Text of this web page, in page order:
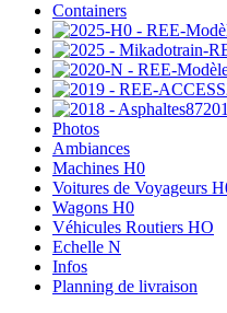
Containers
Photos
Ambiances
Machines H0
Voitures de Voyageurs
Wagons H0
Véhicules Routiers HO
Echelle N
Infos
Planning de livraison